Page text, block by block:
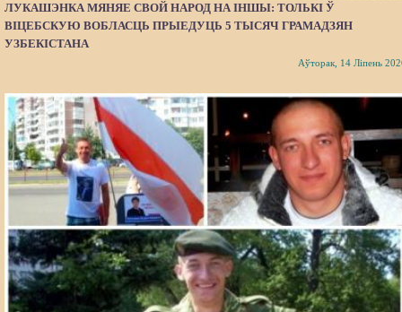
ЛУКАШЭНКА МЯНЯЕ СВОЙ НАРОД НА ІНШЫ: ТОЛЬКІ Ў
ВІЦЕБСКУЮ ВОБЛАСЦЬ ПРЫЕДУЦЬ 5 ТЫСЯЧ ГРАМАДЗЯН
УЗБЕКІСТАНА
Аўторак, 14 Ліпень